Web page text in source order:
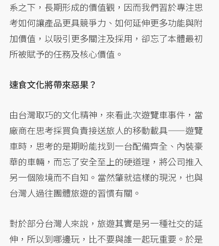
系之下，長期形成的價值觀，因而我們習於專注思
考如何讓產品更具競爭力、如何延伸更多功能與附
加價值，以吸引更多關注及採用，卻忘了本體最初
所被賦予的任務及核心價值。
速食文化將帶來惡果？
由台灣取巧的文化精神，來看此次遊覽車事件，當
廠商在思考採買負責接送旅人的移動載具——遊覽
車時，思考的是期盼能找到一台配備齊全、內裝豪
華的車輛，而忘了安全至上的硬道理，將公司推入
另一個險境而不自知。當然肇就這樣的現況，也與
台灣人過往團體旅遊的習慣有關。
對於部分台灣人來說，旅遊其實是另一種社交的延
伸，所以到哪邊玩，比不要與誰一起玩重要。於是